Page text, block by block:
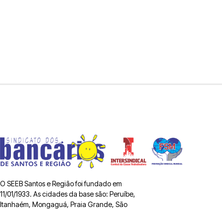
O SEEB Santos e Região foi fundado em
11/01/1933. As cidades da base são: Peruíbe,
Itanhaém, Mongaguá, Praia Grande, São